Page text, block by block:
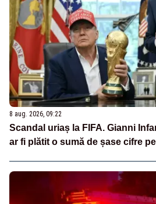
8 aug. 2026, 09:22
Scandal uriaș la FIFA. Gianni
ar fi plătit o sumă de șase cifre